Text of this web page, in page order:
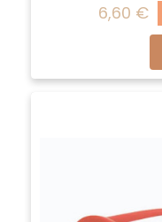
6,60 €